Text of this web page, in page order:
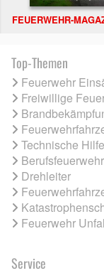
FEUERWEHR-
Top-Themen
Feuerwehr
Freiwillige
Technische
Berufsfeuerwehr
Drehleiter
Feuerwehr
Service